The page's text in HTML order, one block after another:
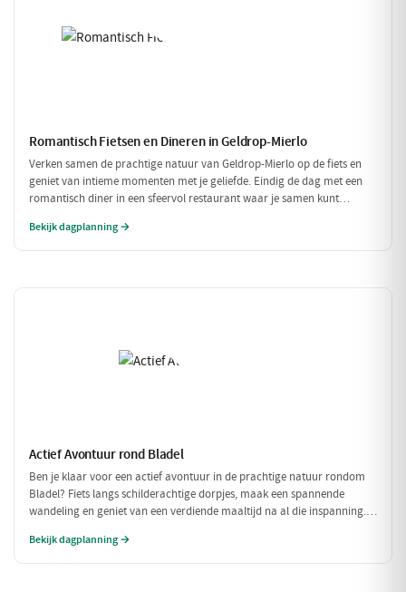
Romantisch Fietsen en Dineren in Geldrop-Mierlo
Verken samen de prachtige natuur van Geldrop-Mierlo op de fiets en
geniet van intieme momenten met je geliefde. Eindig de dag met een
romantisch diner in een sfeervol restaurant waar je samen kunt
Bekijk dagplanning →
Actief Avontuur rond Bladel
Ben je klaar voor een actief avontuur in de prachtige natuur rondom
Bladel? Fiets langs schilderachtige dorpjes, maak een spannende
wandeling en geniet van een verdiende maaltijd na al die inspanning.
buiten zijn houdt!
Bekijk dagplanning →